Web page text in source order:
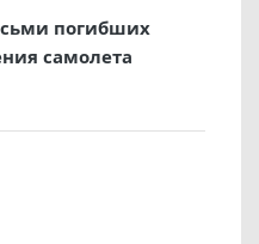
погибших
самолета